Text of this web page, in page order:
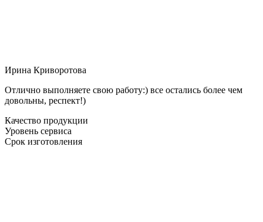
Ирина Криворотова
Отлично выполняете свою работу:) все остались более чем
довольны, респект!)
Качество продукции
Уровень сервиса
Срок изготовления